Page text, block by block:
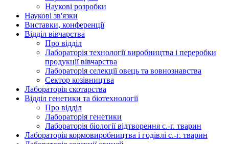
Наукові розробки
Наукові зв'язки
Виставки, конференції
Відділ вівчарства
Про відділ
Лабораторія технології виробництва і переробки
продукції вівчарства
Лабораторія селекції овець та вовнознавства
Сектор козівництва
Лабораторія скотарства
Відділ генетики та біотехнології
Про відділ
Лабораторія генетики
Лабораторія біології відтворення с.-г. тварин
Лабораторія кормовиробництва і годівлі с.-г. тварин